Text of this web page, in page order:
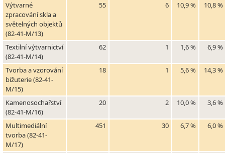
Výtvarné
zpracování skla a
světelných objektů
(82-41-M/13)
55 6 10,9 % 10,8 %
Textilní výtvarnictví
(82-41-M/14)
62 1 1,6 % 6,9 %
Tvorba a vzorování
bižuterie (82-41-
M/15)
18 1 5,6 % 14,3 %
Kamenosochařství
(82-41-M/16)
20 2 10,0 % 3,6 %
Multimediální
tvorba (82-41-
M/17)
451 30 6,7 % 6,0 %